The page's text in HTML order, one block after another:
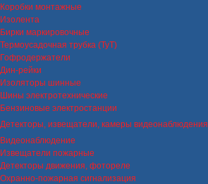
Коробки монтажные
Изолента
Бирки маркировочные
Термоусадочная трубка (ТуТ)
Гофродержатели
Дин-рейки
Изоляторы шинные
Шины электротехнические
Бензиновые электростанции
Детекторы, извещатели, камеры видеонаблюдения
Видеонаблюдение
Извещатели пожарные
Детекторы движения, фотореле
Охранно-пожарная сигнализация